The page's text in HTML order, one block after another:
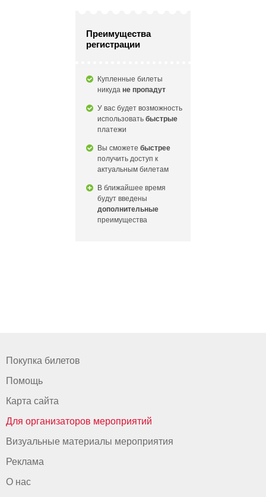
Преимущества
регистрации
Купленные билеты
никуда не пропадут
У вас будет возможность
использовать быстрые
платежи
Вы сможете быстрее
получить доступ к
актуальным билетам
В ближайшее время
будут введены
дополнительные
преимущества
Покупка билетов
Помощь
Карта сайта
Для организаторов мероприятий
Визуальные материалы мероприятия
Реклама
О нас